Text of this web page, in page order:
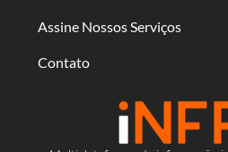
Assine Nossos Serviços
Contato